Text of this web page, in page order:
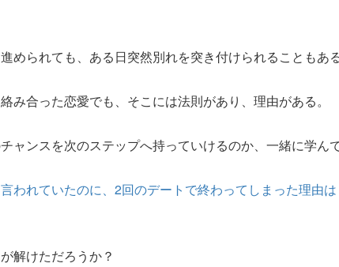
められても、ある日突然別れを突き付けられることもある
み合った恋愛でも、そこには法則があり、理由がある。
ャンスを次のステップへ持っていけるのか、一緒に学んで
われていたのに、2回のデートで終わってしまった理由は
解けただろうか？